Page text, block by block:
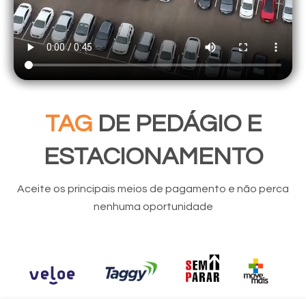
TAG DE PEDÁGIO E
ESTACIONAMENTO
Aceite os principais meios de pagamento e não perca
nenhuma oportunidade